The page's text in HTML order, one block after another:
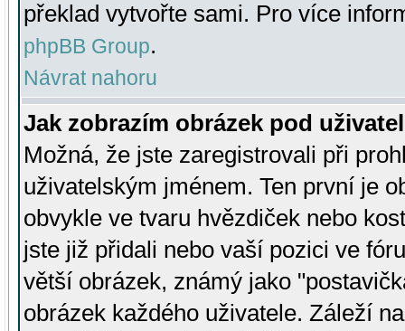
překlad vytvořte sami. Pro více
phpBB Group.
Návrat nahoru
Jak zobrazím obrázek pod
Možná, že jste zaregistrovali při
uživatelským jménem. Ten první je
obvykle ve tvaru hvězdiček nebo
jste již přidali nebo vaší pozici ve
větší obrázek, známý jako
obrázek každého uživatele. Záleží